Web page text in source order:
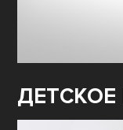
ДЕТСКОЕ